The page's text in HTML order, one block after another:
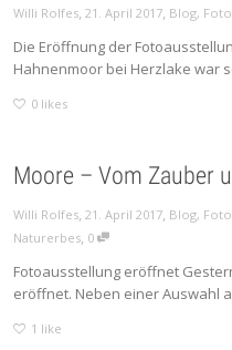
Willi Rolfes,21. April 2017, Blog,
Die Eröffnung der
Hahnenmoor bei Herzlake war
0 likes
Moore – Vom Zauber
Willi Rolfes,21. April 2017, Blog,
Naturerbes, 0
Fotoausstellung eröffnet
eröffnet. Neben einer Auswahl
1 like